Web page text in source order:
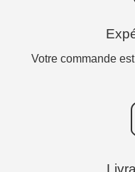
Votre commande